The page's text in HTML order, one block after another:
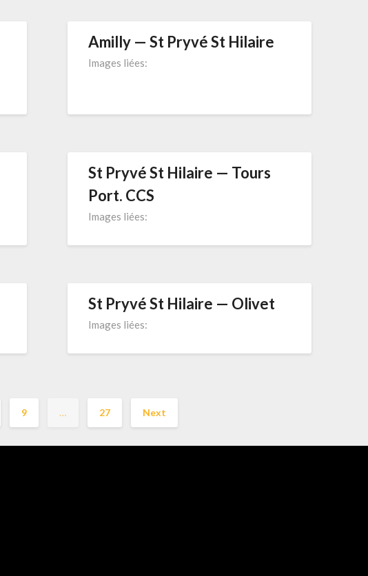
Amilly — St Pryvé St Hilaire
Images liées:
St Pryvé St Hilaire — Tours
Port. CCS
Images liées:
St Pryvé St Hilaire — Olivet
Images liées:
9 … 27 Next